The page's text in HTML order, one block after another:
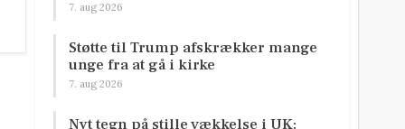
7. aug 2026
Støtte til Trump afskrækker mange
unge fra at gå i kirke
7. aug 2026
Nyt tegn på stille vækkelse i UK: